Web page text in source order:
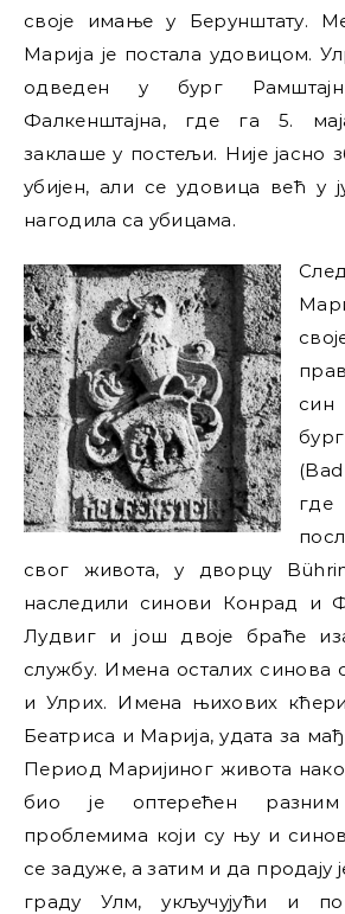
своје имање у Берунштату.
Марија је постала удовицом.
одведен у бург
Фалкенштајна, где га 5.
заклаше у постељи. Није јасно
убијен, али се удовица већ у
нагодила са убицама.
син
свог живота, у дворцу
наследили синови Конрад и
Лудвиг и још двоје браће
службу. Имена осталих синова
и Улрих. Имена њихових
Беатриса и Марија, удата за
Период Маријиног живота
био је оптерећен разним
проблемима који су њу и
се задуже, а затим и да продају
граду Улм, укључујући и